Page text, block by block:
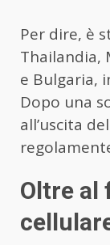
Per dire, è
Thailandia,
e Bulgaria,
Dopo una
all’uscita
Oltre al